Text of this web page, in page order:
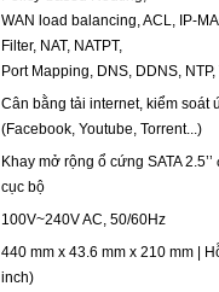
WAN load balancing, ACL, IP-
Filter, NAT, NATPT,
Port Mapping, DNS, DDNS, NTP,
Cân bằng tải internet, kiểm soát
(Facebook, Youtube, Torrent...)
Khay mở rộng ổ cứng SATA
cục bộ
100V~240V AC, 50/60Hz
440 mm x 43.6 mm x 210 mm |
inch)